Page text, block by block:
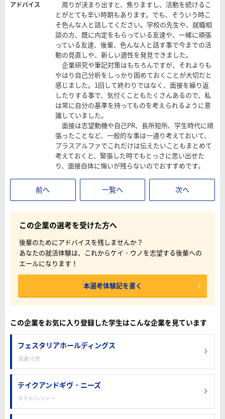
アドバイス
周りが決まり出すと、焦りますし、活動を続けるこ
とがとても辛い時期もあります。でも、そういう時こ
そ色んな人と話してください。学校の先生や、就職相
談の方、既に内定をもらっている友達や、一緒に頑張
っている友達、後輩、色んな人と話す事で今までの活
動の見直しや、新しい適性を発見できました。
企業研究や筆記対策はもちろんですが、それよりも
やはり自己分析をしっかり固めておくことが大切だと
感じました。1回して終わりではなく、面接を繰り返
したりする事で、気付くこともたくさんあるので、私
は常に自分の基準を持ってものを考えられるように意
識していました。
面接は志望動機や自己PR、長所短所、学生時代に頑
張ったことなど、一般的な事は一通り考えておいて、
プラスアルファでこれだけは伝えたいこともまとめて
考えておくと、緊張した時でもとっさに思い出せた
り、面接自体に悔いが残らないのでおすすめです。
前へ 一覧へ 次へ
この企業の選考を受けた方へ
後輩のためにアドバイスを残しませんか？
あなたの就活体験は、これからケイ・ウノを志望する後輩への
エールになります！
本選考体験記を書く
この企業をお気に入り登録した学生はこんな企業を見ています
フェスタリアホールディングス
流通/小売
テイクアンドギヴ・ニーズ
ホテル/レジャー